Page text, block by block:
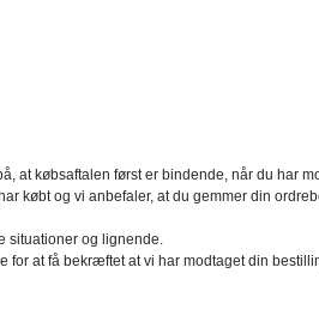
at købsaftalen først er bindende, når du har
købt og vi anbefaler, at du gemmer din
situationer og lignende.
for at få bekræftet at vi har modtaget din